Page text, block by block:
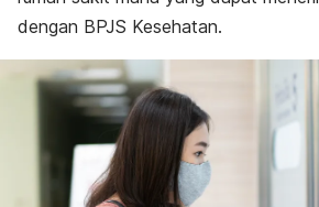
dengan BPJS Kesehatan.